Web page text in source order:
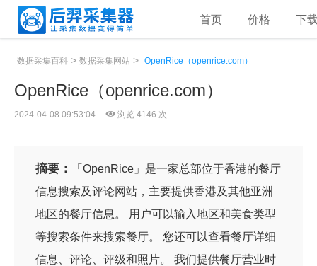
首页 价格 下
数据采集百科 > 数据采集网站 > OpenRice（openrice.com）
OpenRice（openrice.com）
2024-04-08 09:53:04 浏览 4146 次
摘要：
「OpenRice」是一家总部位于香港的餐厅
信息搜索及评论网站，主要提供香港及其他亚洲
地区的餐厅信息。 用户可以输入地区和美食类型
等搜索条件来搜索餐厅。 您还可以查看餐厅详细
信息、评论、评级和照片。 我们提供餐厅营业时